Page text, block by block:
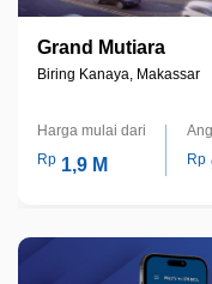
Grand Mutiara
Biring Kanaya, Makassar
Harga mulai dari
Rp 1,9 M
Rp